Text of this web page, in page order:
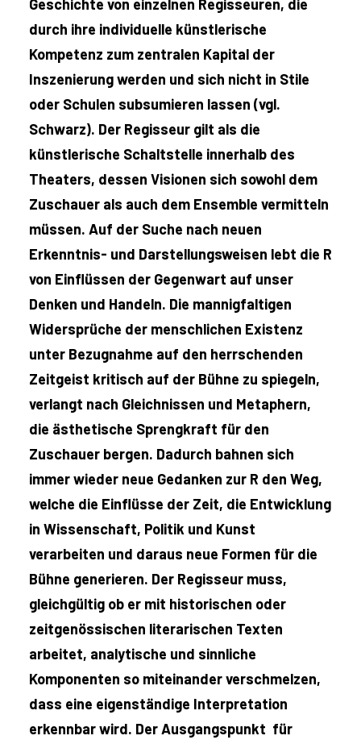
Geschichte von einzelnen Regisseuren, die
durch ihre individuelle künstlerische
Kompetenz zum zentralen Kapital der
Inszenierung werden und sich nicht in Stile
oder Schulen subsumieren lassen (vgl.
Schwarz). Der Regisseur gilt als die
künstlerische Schaltstelle innerhalb des
Theaters, dessen Visionen sich sowohl dem
Zuschauer als auch dem Ensemble vermitteln
müssen. Auf der Suche nach neuen
Erkenntnis- und Darstellungsweisen lebt die R
von Einflüssen der Gegenwart auf unser
Denken und Handeln. Die mannigfaltigen
Widersprüche der menschlichen Existenz
unter Bezugnahme auf den herrschenden
Zeitgeist kritisch auf der Bühne zu spiegeln,
verlangt nach Gleichnissen und Metaphern,
die ästhetische Sprengkraft für den
Zuschauer bergen. Dadurch bahnen sich
immer wieder neue Gedanken zur R den Weg,
welche die Einflüsse der Zeit, die Entwicklung
in Wissenschaft, Politik und Kunst
verarbeiten und daraus neue Formen für die
Bühne generieren. Der Regisseur muss,
gleichgültig ob er mit historischen oder
zeitgenössischen literarischen Texten
arbeitet, analytische und sinnliche
Komponenten so miteinander verschmelzen,
dass eine eigenständige Interpretation
erkennbar wird. Der Ausgangspunkt für